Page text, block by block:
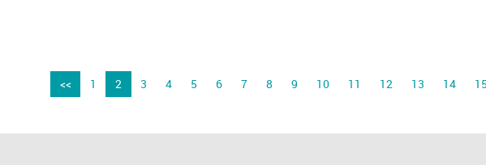
<< 1 2 3 4 5 6 7 8 9 10 11 12 13 14 15